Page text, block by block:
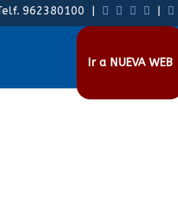
962380100 | |
Ir a NUEVA WEB